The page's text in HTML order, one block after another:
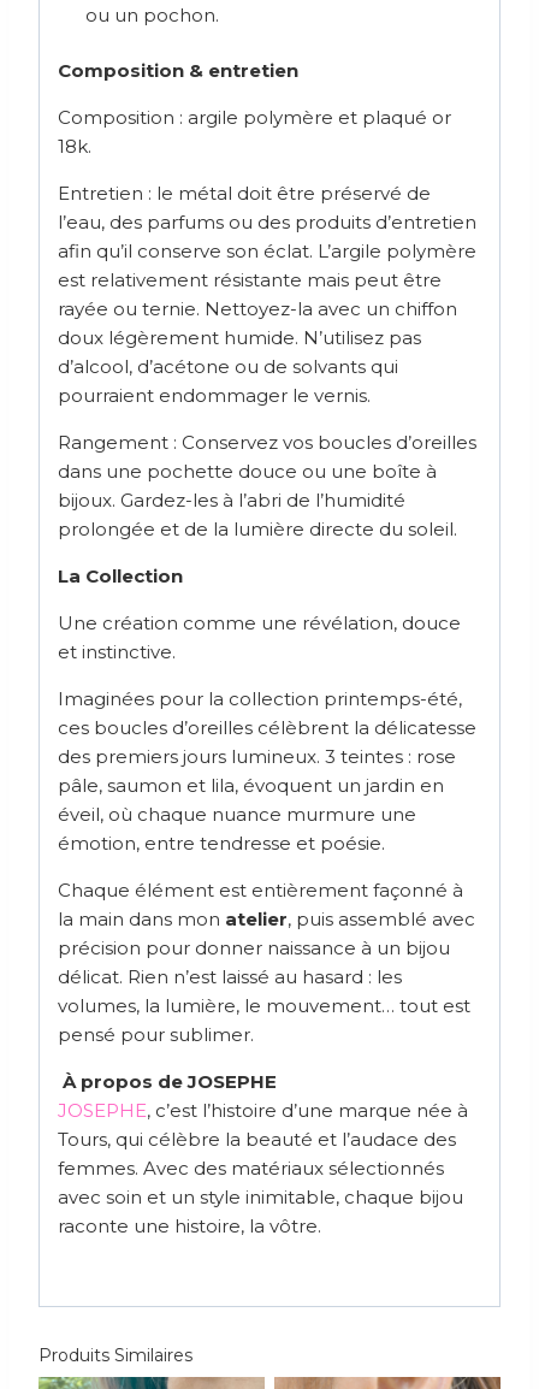
ou un pochon.
Composition & entretien
Composition : argile polymère et plaqué or
18k.
Entretien : le métal doit être préservé de
l’eau, des parfums ou des produits d’entretien
afin qu’il conserve son éclat. L’argile polymère
est relativement résistante mais peut être
rayée ou ternie. Nettoyez-la avec un chiffon
doux légèrement humide. N’utilisez pas
d’alcool, d’acétone ou de solvants qui
pourraient endommager le vernis.
Rangement : Conservez vos boucles d’oreilles
dans une pochette douce ou une boîte à
bijoux. Gardez-les à l’abri de l’humidité
prolongée et de la lumière directe du soleil.
La Collection
Une création comme une révélation, douce
et instinctive.
Imaginées pour la collection printemps-été,
ces boucles d’oreilles célèbrent la délicatesse
des premiers jours lumineux. 3 teintes : rose
pâle, saumon et lila, évoquent un jardin en
éveil, où chaque nuance murmure une
émotion, entre tendresse et poésie.
Chaque élément est entièrement façonné à
la main dans mon atelier, puis assemblé avec
précision pour donner naissance à un bijou
délicat. Rien n’est laissé au hasard : les
volumes, la lumière, le mouvement… tout est
pensé pour sublimer.
À propos de JOSEPHE
JOSEPHE, c’est l’histoire d’une marque née à
Tours, qui célèbre la beauté et l’audace des
femmes. Avec des matériaux sélectionnés
avec soin et un style inimitable, chaque bijou
raconte une histoire, la vôtre.
Produits Similaires